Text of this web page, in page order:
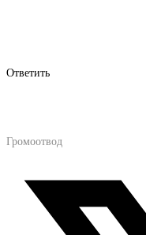
Ответить
Громоотвод